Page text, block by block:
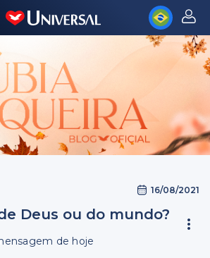
16/08/2021
Deus ou do mundo?
de hoje